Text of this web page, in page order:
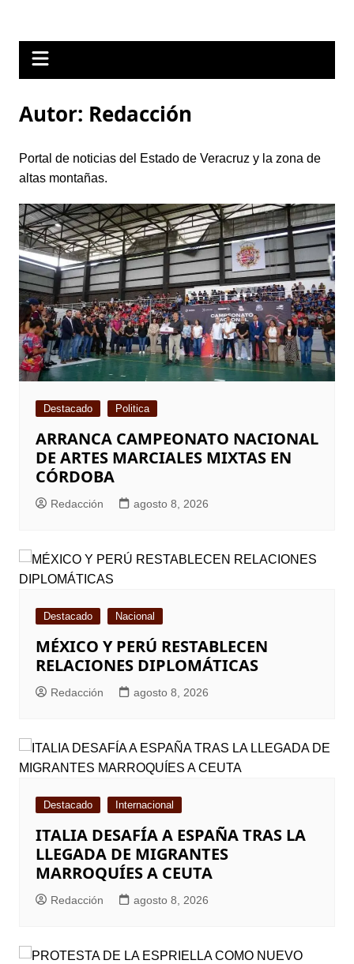
Autor: Redacción
Portal de noticias del Estado de Veracruz y la zona de
altas montañas.
Destacado Politica
ARRANCA CAMPEONATO NACIONAL
DE ARTES MARCIALES MIXTAS EN
CÓRDOBA
Redacción agosto 8, 2026
Destacado Nacional
MÉXICO Y PERÚ RESTABLECEN
RELACIONES DIPLOMÁTICAS
Redacción agosto 8, 2026
Destacado Internacional
ITALIA DESAFÍA A ESPAÑA TRAS LA
LLEGADA DE MIGRANTES
MARROQUÍES A CEUTA
Redacción agosto 8, 2026